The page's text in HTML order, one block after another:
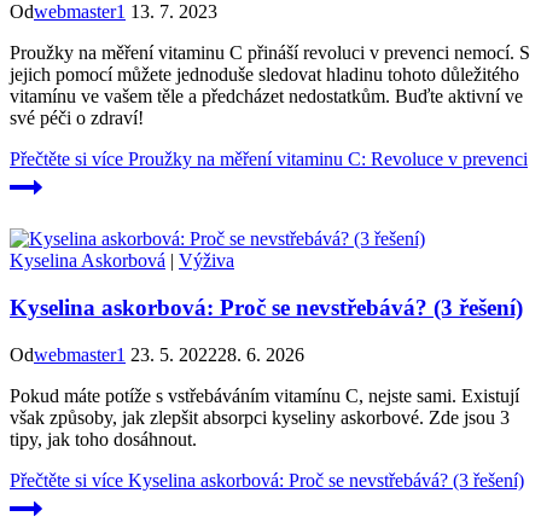
Odwebmaster1 13. 7. 2023
Proužky na měření vitaminu C přináší revoluci v prevenci nemocí. S
jejich pomocí můžete jednoduše sledovat hladinu tohoto důležitého
vitamínu ve vašem těle a předcházet nedostatkům. Buďte aktivní ve
své péči o zdraví!
Přečtěte si více Proužky na měření vitaminu C: Revoluce v prevenci
Kyselina Askorbová | Výživa
Kyselina askorbová: Proč se nevstřebává? (3 řešení)
Odwebmaster1 23. 5. 202228. 6. 2026
Pokud máte potíže s vstřebáváním vitamínu C, nejste sami. Existují
však způsoby, jak zlepšit absorpci kyseliny askorbové. Zde jsou 3
tipy, jak toho dosáhnout.
Přečtěte si více Kyselina askorbová: Proč se nevstřebává? (3 řešení)